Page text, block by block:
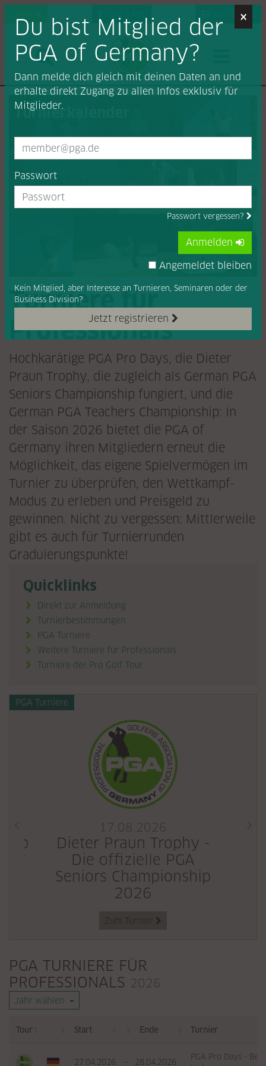
Job-Portal
Turnierkalender
Turniere für
Professionals
Hochkarätige PGA Pro Days, die Dieter
Praun Trophy, die zugleich als German PGA
Seniors Championship fungiert, und die
German PGA Teachers Championship: In
der Saison 2026 bietet die PGA of
Germany ihren Mitgliedern erneut die
Möglichkeit, das eigene Spielvermögen im
Turnier zu überprüfen, den Wettkampf-
Modus zu erleben und Preisgeld zu
gewinnen. Nicht zu vergessen: Mittlerweile
gibt es auch für Turnierrunden
Graduierungspunkte!
Quicklinks
Direkt zur Anmeldung
Turnierbestimmungen
 PGA Turniere
 Weitere Turniere für Professionals
 Turniere der Pro Golf Tour
PGA Turniere
17.08.2026
Dieter Praun Trophy -
Die offizielle PGA
Seniors Championship
2026
Zum Turnier
PGA TURNIERE FÜR
PROFESSIONALS 2026
Jahr wählen
Tour Start Ende Turnier
27.04.2026 — 28.04.2026
PGA Pro Days -
×
Du bist Mitglied der
PGA of Germany?
Dann melde dich gleich mit deinen Daten an und
erhalte direkt Zugang zu allen Infos exklusiv für
Mitglieder.
Passwort
Passwort vergessen?
Jetzt registrieren
Kein Mitglied, aber Interesse an Turnieren, Seminaren oder der
Business Division?
Anmelden
Angemeldet bleiben